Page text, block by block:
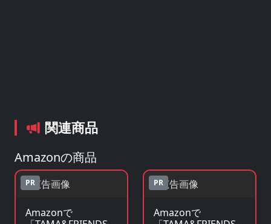
関連商品
Amazonの商品
PR
Amazonで
PR
Amazonで